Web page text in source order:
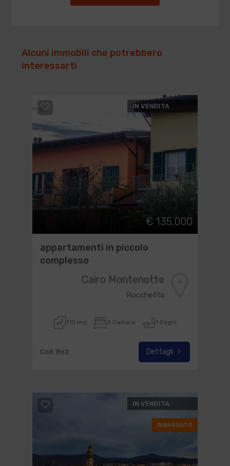
Alcuni immobili che potrebbero
interessarti
IN VENDITA
€ 135.000
appartamenti in piccolo
complesso
Cairo Montenotte
Rocchetta
110 mq 3 Camere 1 Bagni
Cod. 862 Dettagli
IN VENDITA
RIBASSATO